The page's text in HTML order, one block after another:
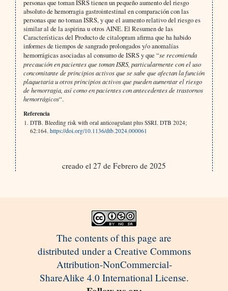
personas que toman ISRS tienen un pequeño aumento del riesgo
absoluto de hemorragia gastrointestinal en comparación con las
personas que no toman ISRS, y que el aumento relativo del riesgo es
similar al de la aspirina u otros AINE. El Resumen de las
Características del Producto de citalopram afirma que ha habido
informes de tiempos de sangrado prolongados y/o anomalías
hemorrágicas asociadas al consumo de ISRS y que “se recomienda
precaución en pacientes que toman ISRS, particularmente con el uso
concomitante de principios activos que se sabe que afectan la función
plaquetaria u otros principios activos que pueden aumentar el riesgo
de hemorragia, así como en pacientes con antecedentes de trastornos
hemorrágicos“.
Referencia
DTB. Bleeding risk with oral anticoagulant plus SSRI. DTB 2024;
62:164. https://doi.org/10.1136/dtb.2024.000061
creado el 27 de Febrero de 2025
The contents of this page are
distributed under a Creative Commons
Attribution-NonCommercial-
ShareAlike 4.0 International License.